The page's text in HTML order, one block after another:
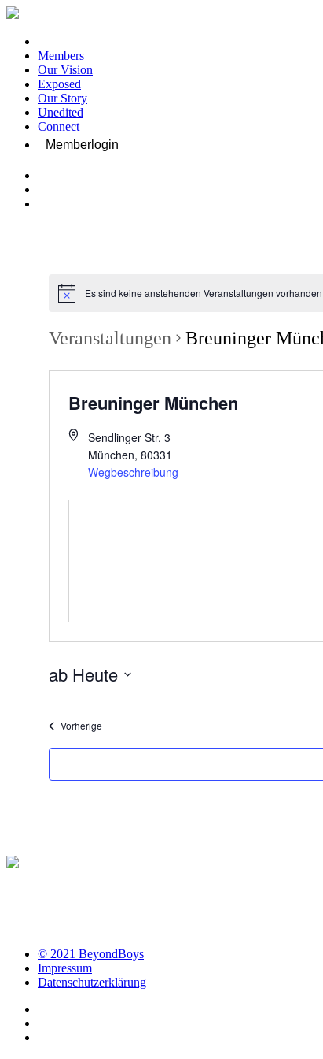
Members
Our Vision
Exposed
Our Story
Unedited
Connect
Memberlogin
Es sind keine anstehenden Veranstaltungen vorhanden.
Veranstaltungen Breuninger
Breuninger München
Sendlinger Str. 3
München, 80331
Wegbeschreibung
ab Heute
VorherigeVeranstaltungen
© 2021 BeyondBoys
Impressum
Datenschutzerklärung